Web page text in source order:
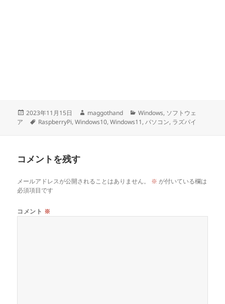
投
稿
2023年11月15日
作
成
maggothand
カ
テ
Windows, ソフトウェ
ア
タ
RaspberryPi,Windows10,Windows11,パソコン, ラズパイ
コメントを残す
メールアドレスが公開されることはありません。 ※ が付いている欄は
必須項目です
コメント ※